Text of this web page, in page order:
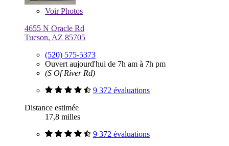
VoirPhotos
4655 N Oracle Rd
Tucson, AZ 85705
(520) 575-5373
Ouvert aujourd'hui de 7h am à 7h pm
(S Of River Rd)
9 372 évaluations
Distance estimée
17,8 milles
9 372 évaluations